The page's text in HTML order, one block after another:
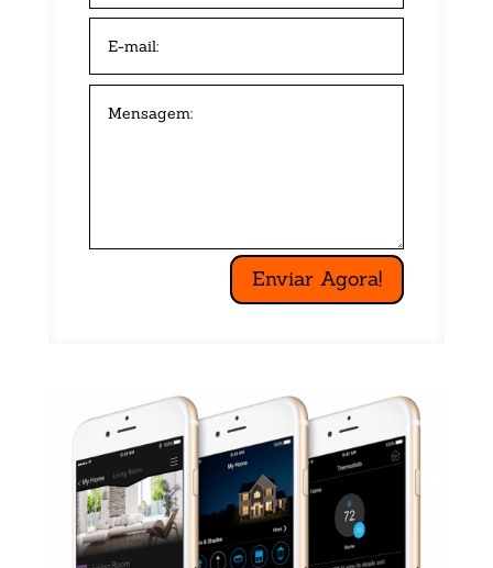
Enviar Agora!